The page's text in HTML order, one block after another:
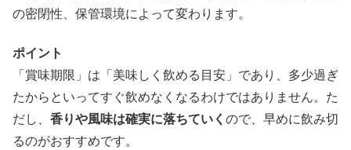
の密閉性、保管環境によって変わります。
ポイント
「賞味期限」は「美味しく飲める目安」であり、多少過ぎ
たからといってすぐ飲めなくなるわけではありません。た
だし、 香りや風味は確実に落ちていく ので、早めに飲み切
るのがおすすめです。